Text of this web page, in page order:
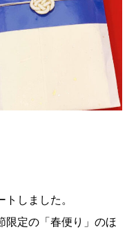
しました。
限定の「春便り」のほ